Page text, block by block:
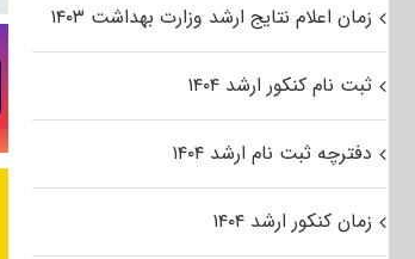
زمان اعلام نتایج ارشد وزارت بهداشت ۱۴۰۳
ثبت نام کنکور ارشد ۱۴۰۴
دفترچه ثبت نام ارشد ۱۴۰۴
زمان کنکور ارشد ۱۴۰۴